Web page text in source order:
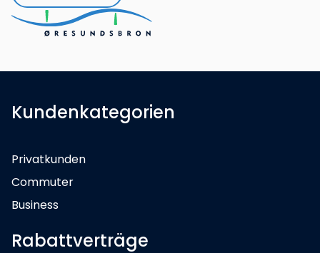
Kundenkategorien
Privatkunden
Commuter
Business
Rabattverträge